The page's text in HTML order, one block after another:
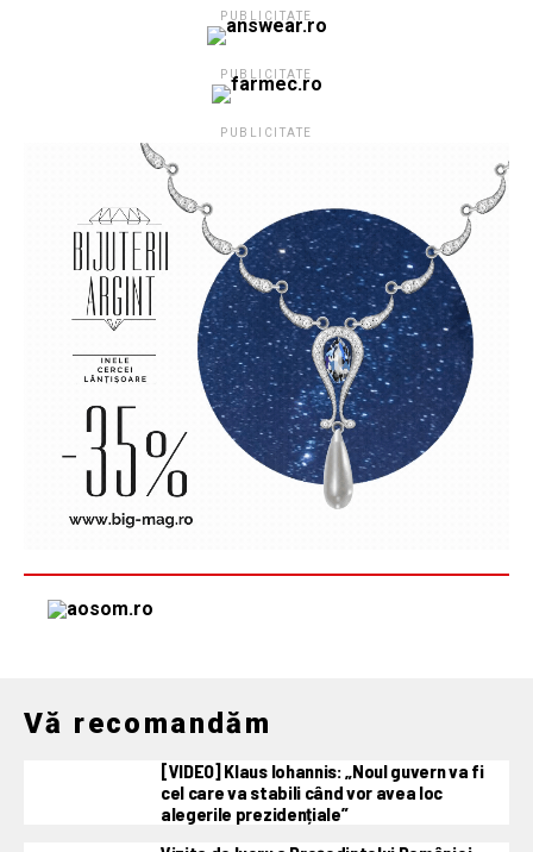
PUBLICITATE
PUBLICITATE
PUBLICITATE
Vă recomandăm
[VIDEO] Klaus Iohannis: „Noul guvern va fi
cel care va stabili când vor avea loc
alegerile prezidențiale”